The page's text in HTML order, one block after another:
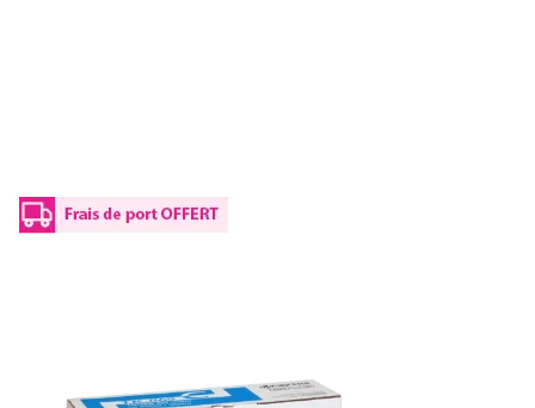
1T02JZAEU0